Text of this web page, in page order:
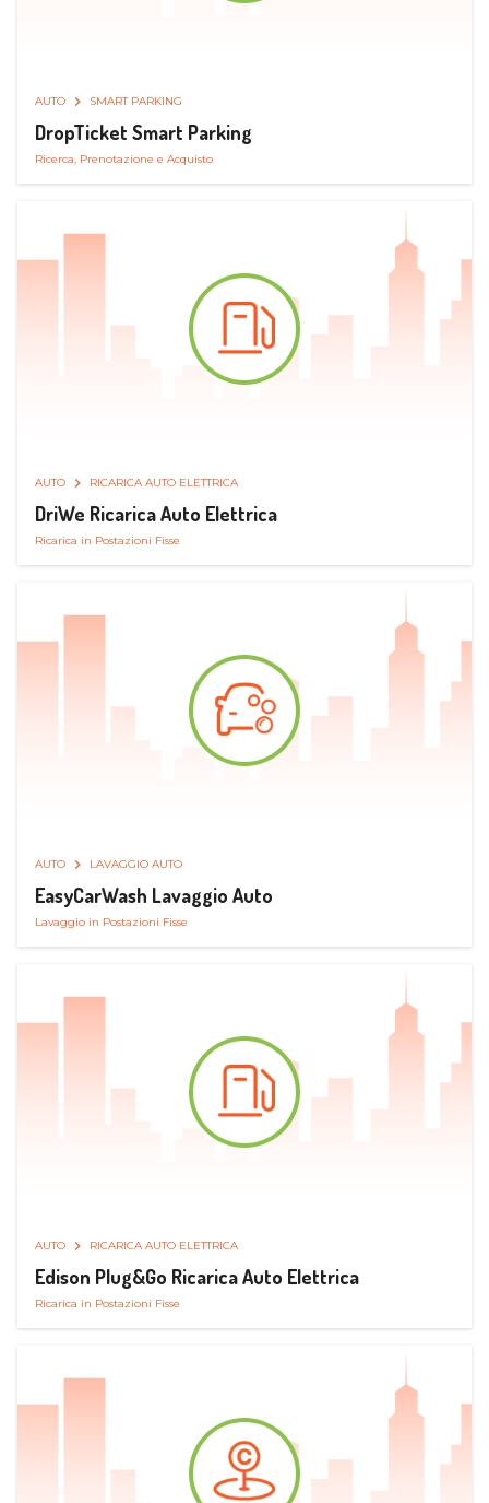
AUTO SMART PARKING
DropTicket Smart Parking
Ricerca, Prenotazione e Acquisto
AUTO RICARICA AUTO ELETTRICA
DriWe Ricarica Auto Elettrica
Ricarica in Postazioni Fisse
AUTO LAVAGGIO AUTO
EasyCarWash Lavaggio Auto
Lavaggio in Postazioni Fisse
AUTO RICARICA AUTO ELETTRICA
Edison Plug&Go Ricarica Auto Elettrica
Ricarica in Postazioni Fisse